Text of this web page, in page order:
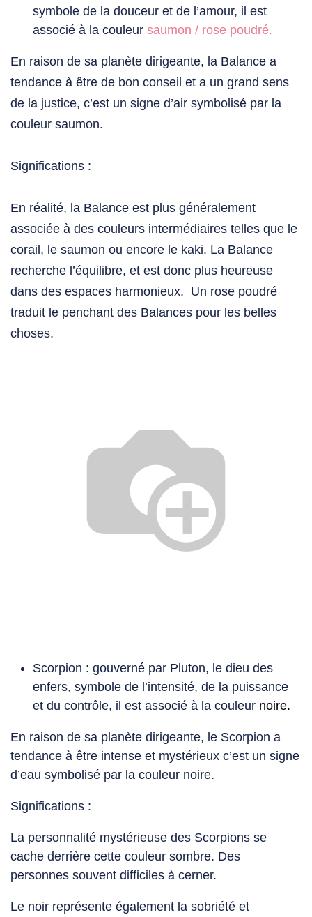
symbole de la douceur et de l’amour, il est
associé à la couleur saumon / rose poudré.
En raison de sa planète dirigeante, la Balance a
tendance à être de bon conseil et a un grand sens
de la justice, c’est un signe d’air symbolisé par la
couleur saumon.
Significations :
En réalité, la Balance est plus généralement
associée à des couleurs intermédiaires telles que le
corail, le saumon ou encore le kaki. La Balance
recherche l’équilibre, et est donc plus heureuse
dans des espaces harmonieux. Un rose poudré
traduit le penchant des Balances pour les belles
choses.
Scorpion : gouverné par Pluton, le dieu des
enfers, symbole de l’intensité, de la puissance
et du contrôle, il est associé à la couleur noire.
En raison de sa planète dirigeante, le Scorpion a
tendance à être intense et mystérieux c’est un signe
d’eau symbolisé par la couleur noire.
Significations :
La personnalité mystérieuse des Scorpions se
cache derrière cette couleur sombre. Des
personnes souvent difficiles à cerner.
Le noir représente également la sobriété et